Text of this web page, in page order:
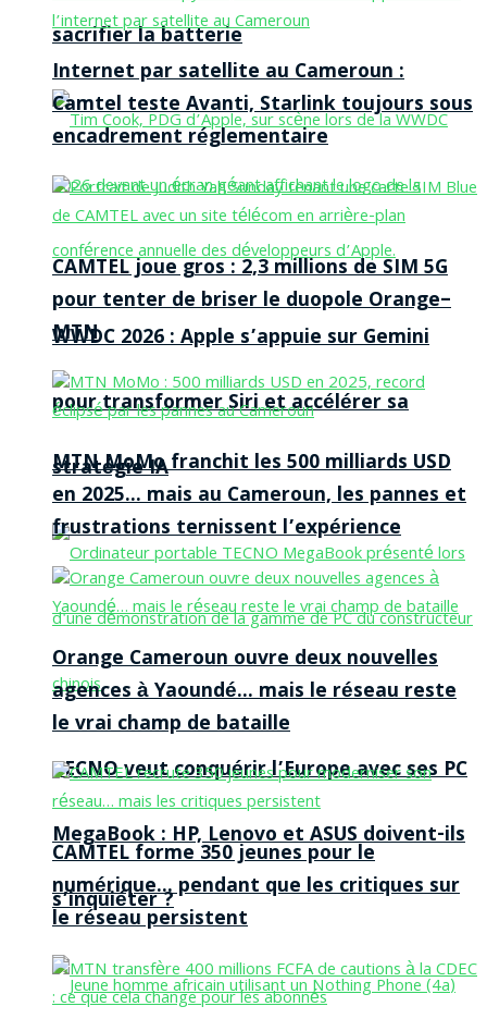
sacrifier la batterie
WWDC 2026 : Apple s’appuie sur Gemini
pour transformer Siri et accélérer sa
stratégie IA
TECNO veut conquérir l’Europe avec ses PC
MegaBook : HP, Lenovo et ASUS doivent-ils
s’inquiéter ?
Internet par satellite au Cameroun :
Camtel teste Avanti, Starlink toujours sous
encadrement réglementaire
CAMTEL joue gros : 2,3 millions de SIM 5G
pour tenter de briser le duopole Orange–
MTN
MTN MoMo franchit les 500 milliards USD
en 2025… mais au Cameroun, les pannes et
frustrations ternissent l’expérience
Orange Cameroun ouvre deux nouvelles
agences à Yaoundé… mais le réseau reste
le vrai champ de bataille
CAMTEL forme 350 jeunes pour le
numérique… pendant que les critiques sur
le réseau persistent